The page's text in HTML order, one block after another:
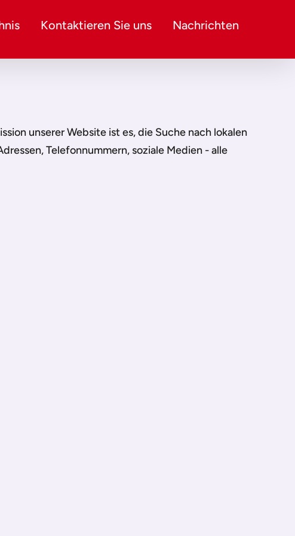
Kontaktieren Sie uns Nachrichten
unserer Website ist es, die Suche nach lokalen
Telefonnummern, soziale Medien - alle